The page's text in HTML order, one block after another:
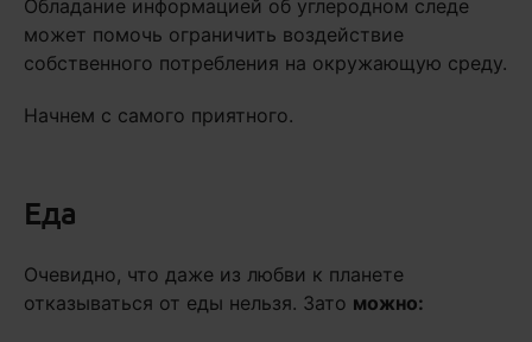
Обладание информацией об углеродном следе
может помочь ограничить воздействие
собственного потребления на окружающую среду.
Начнем с самого приятного.
Еда
Очевидно, что даже из любви к планете
отказываться от еды нельзя. Зато можно: